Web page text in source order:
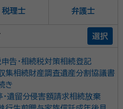
税理士 弁護士
選択
告・相続税対策相続登記
集相続財産調査遺産分割協議書
き
・遺留分侵害額請求相続放棄